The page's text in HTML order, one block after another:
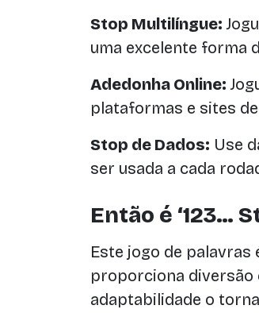
Stop Multilíngue:
uma excelente forma
Adedonha Online:
plataformas e sites
Stop de Dados: Use
ser usada a cada
Então é ‘123…
Este jogo de palavras
proporciona diversão
adaptabilidade o